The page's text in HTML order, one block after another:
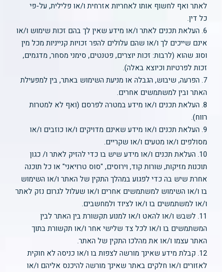
לאתר ואף לחשוף אותו לאחריות אזרחית ו/או פלילית, על-פי
כל דין.
6. העלאת תכנים לאתר ו/או מידע שאין לך בהם זכות שימוש ו/או
אינם שייכים לך ו/או שהם עלולים להפר זכויות קנייניות מכל מין
וסוג שהוא (לרבות: זכות יוצרים, פטנטים, סימני מסחר, מדגמים,
זכות לפרטיות וכיוצא באלה).
7. הפרעה, שיבוש, הגבלה או מניעת השימוש באתר, בין למפעילת
האתר ובין למשתמשים אחרים.
8. העלאת תכנים ו/או מידע במטרה לפרסם (ואף לא למטרות
רווח).
9. העלאת תכנים ו/או מידע שאינם מדויקים ו/או כוזבים ו/או
מסולפים ו/או מטעים ו/או שקריים.
10. העלאת תכנים ו/או מידע שיש בו כדי להזיק לאתר ו/ כגון
תוכנות מזיקות, שורות קוד, וירוסים, "סוס טרויאני" או כל תוכנה
אחרת שיש בה כדי לפגוע במהלך התקין של האתר ו/או השימוש
בו ו/או השימוש למשתמשים אחרים ו/או שעלול לגרום נזק לאתר
ו/או למשתמשים בו ו/או לציוד ולמחשבים.
11. לשבש ו/או להאט ו/או למנוע תקשורת בין האתר לבין
המשתמשים בו ו/או לכל צד שלישי אחר ו/או תקשורת בתוך
האתר עצמו ו/או את מהלכו התקין של האתר.
12. קבלת מידע שאינך מורשה לצפות בו ו/או כניסה לא חוקית
לאזורים ו/או חלקים באתר שאינך מורשה להיכנס אליהם ו/או